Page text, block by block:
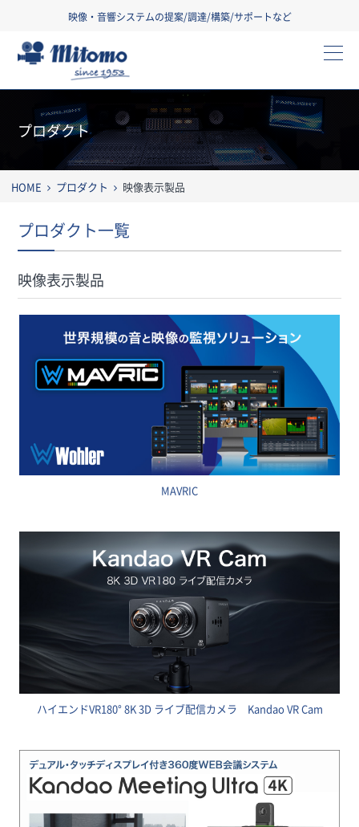
映像・音響システムの提案/調達/構築/サポートなど
プロダクト
HOME プロダクト 映像表示製品
プロダクト一覧
映像表示製品
MAVRIC
ハイエンドVR180° 8K 3D ライブ配信カメラ Kandao VR Cam